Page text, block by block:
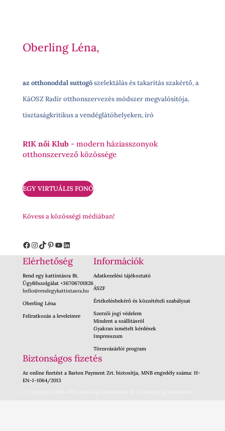
Oberling Léna,
az otthonoddal suttogószelektálás és takarítás szakértő, a
KáOSZ Radír otthonszervezés módszer megvalósítója,
tisztaságkritikus a vendéglátóhelyeken, író
R1K női Klub - modern háziasszonyok
otthonszervező közössége
EGY VIRTUÁLIS FONÓ
Kövess a közösségi médiában!
Facebook
Instagram
TikTok
Pinterest
YouTube
LinkedIn
Elérhetőség
Rend egy kattintásra Bt.
Ügyfélszolgálat +36706701826
hello@rendegykattintasra.hu
Oberling Léna
Feliratkozás a leveleimre
Információk
Adatkezelési tájékoztató
ÁSZF
Értékelésbekérő és közzétételi szabályzat
Szerzői jogi védelem
Mindent a szállításról
Gyakran ismételt kérdések
Impresszum
Törzsvásárlói program
Biztonságos fizetés
Az online fizetést a Barion Payment Zrt. biztosítja, MNB engedély száma: H-
EN-I-1064/2013